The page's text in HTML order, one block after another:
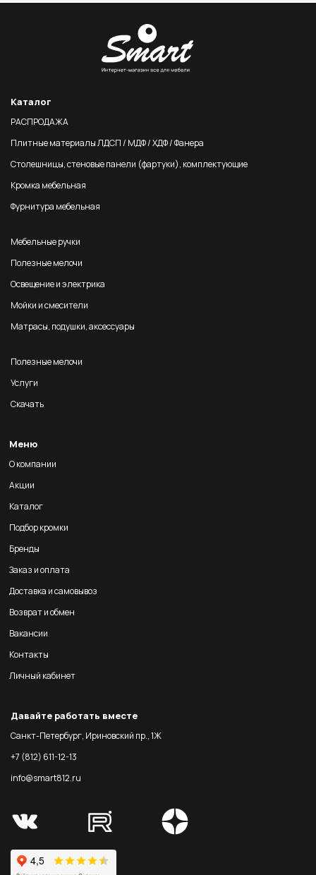
Каталог
РАСПРОДАЖА
Плитные материалы ЛДСП / МДФ / ХДФ / Фанера
Столешницы, стеновые панели (фартуки), комплектующие
Кромка мебельная
Фурнитура мебельная
Мебельные ручки
Полезные мелочи
Освещение и электрика
Мойки и смесители
Матрасы, подушки, аксессуары
Полезные мелочи
Услуги
Скачать
Меню
О компании
Акции
Каталог
Подбор кромки
Бренды
Заказ и оплата
Доставка и самовывоз
Возврат и обмен
Вакансии
Контакты
Личный кабинет
Давайте работать вместе
Санкт-Петербург, Ириновский пр., 1Ж
+7 (812) 611-12-13
info@smart812.ru